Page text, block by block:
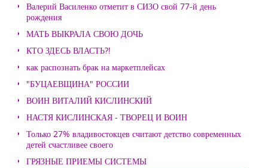
Валерий Василенко отметит в СИЗО свой 77-й день
рождения
МАТЬ ВЫКРАЛА СВОЮ ДОЧЬ
КТО ЗДЕСЬ ВЛАСТЬ?!
как распознать брак на маркетплейсах
"БУЦАЕВЩИНА" РОССИИ
ВОИН ВИТАЛИЙ КИСЛИНСКИЙ
НАСТЯ КИСЛИНСКАЯ - ТВОРЕЦ И ВОИН
Только 27% владивостокцев считают детство современных
детей счастливее своего
ГРЯЗНЫЕ ПРИЕМЫ СИСТЕМЫ